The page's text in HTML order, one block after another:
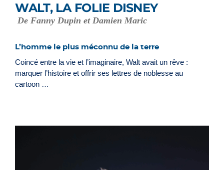
WALT, LA FOLIE DISNEY
De Fanny Dupin et Damien Maric
L’homme le plus méconnu de la terre
Coincé entre la vie et l’imaginaire, Walt avait un rêve :
marquer l’histoire et offrir ses lettres de noblesse au
cartoon …